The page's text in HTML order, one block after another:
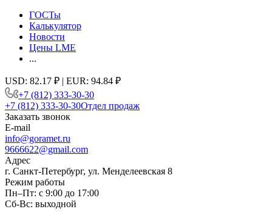
ГОСТы
Калькулятор
Новости
Цены LME
...
USD: 82.17 ₽ | EUR: 94.84 ₽
+7 (812) 333-30-30
+7 (812) 333-30-30Отдел продаж
Заказать звонок
E-mail
info@goramet.ru
9666622@gmail.com
Адрес
г. Санкт-Петербург, ул. Менделеевская 8
Режим работы
Пн–Пт: с 9:00 до 17:00
Сб-Вс: выходной